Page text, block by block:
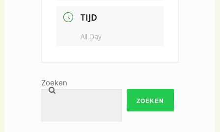
TIJD
All Day
Zoeken
ZOEKEN